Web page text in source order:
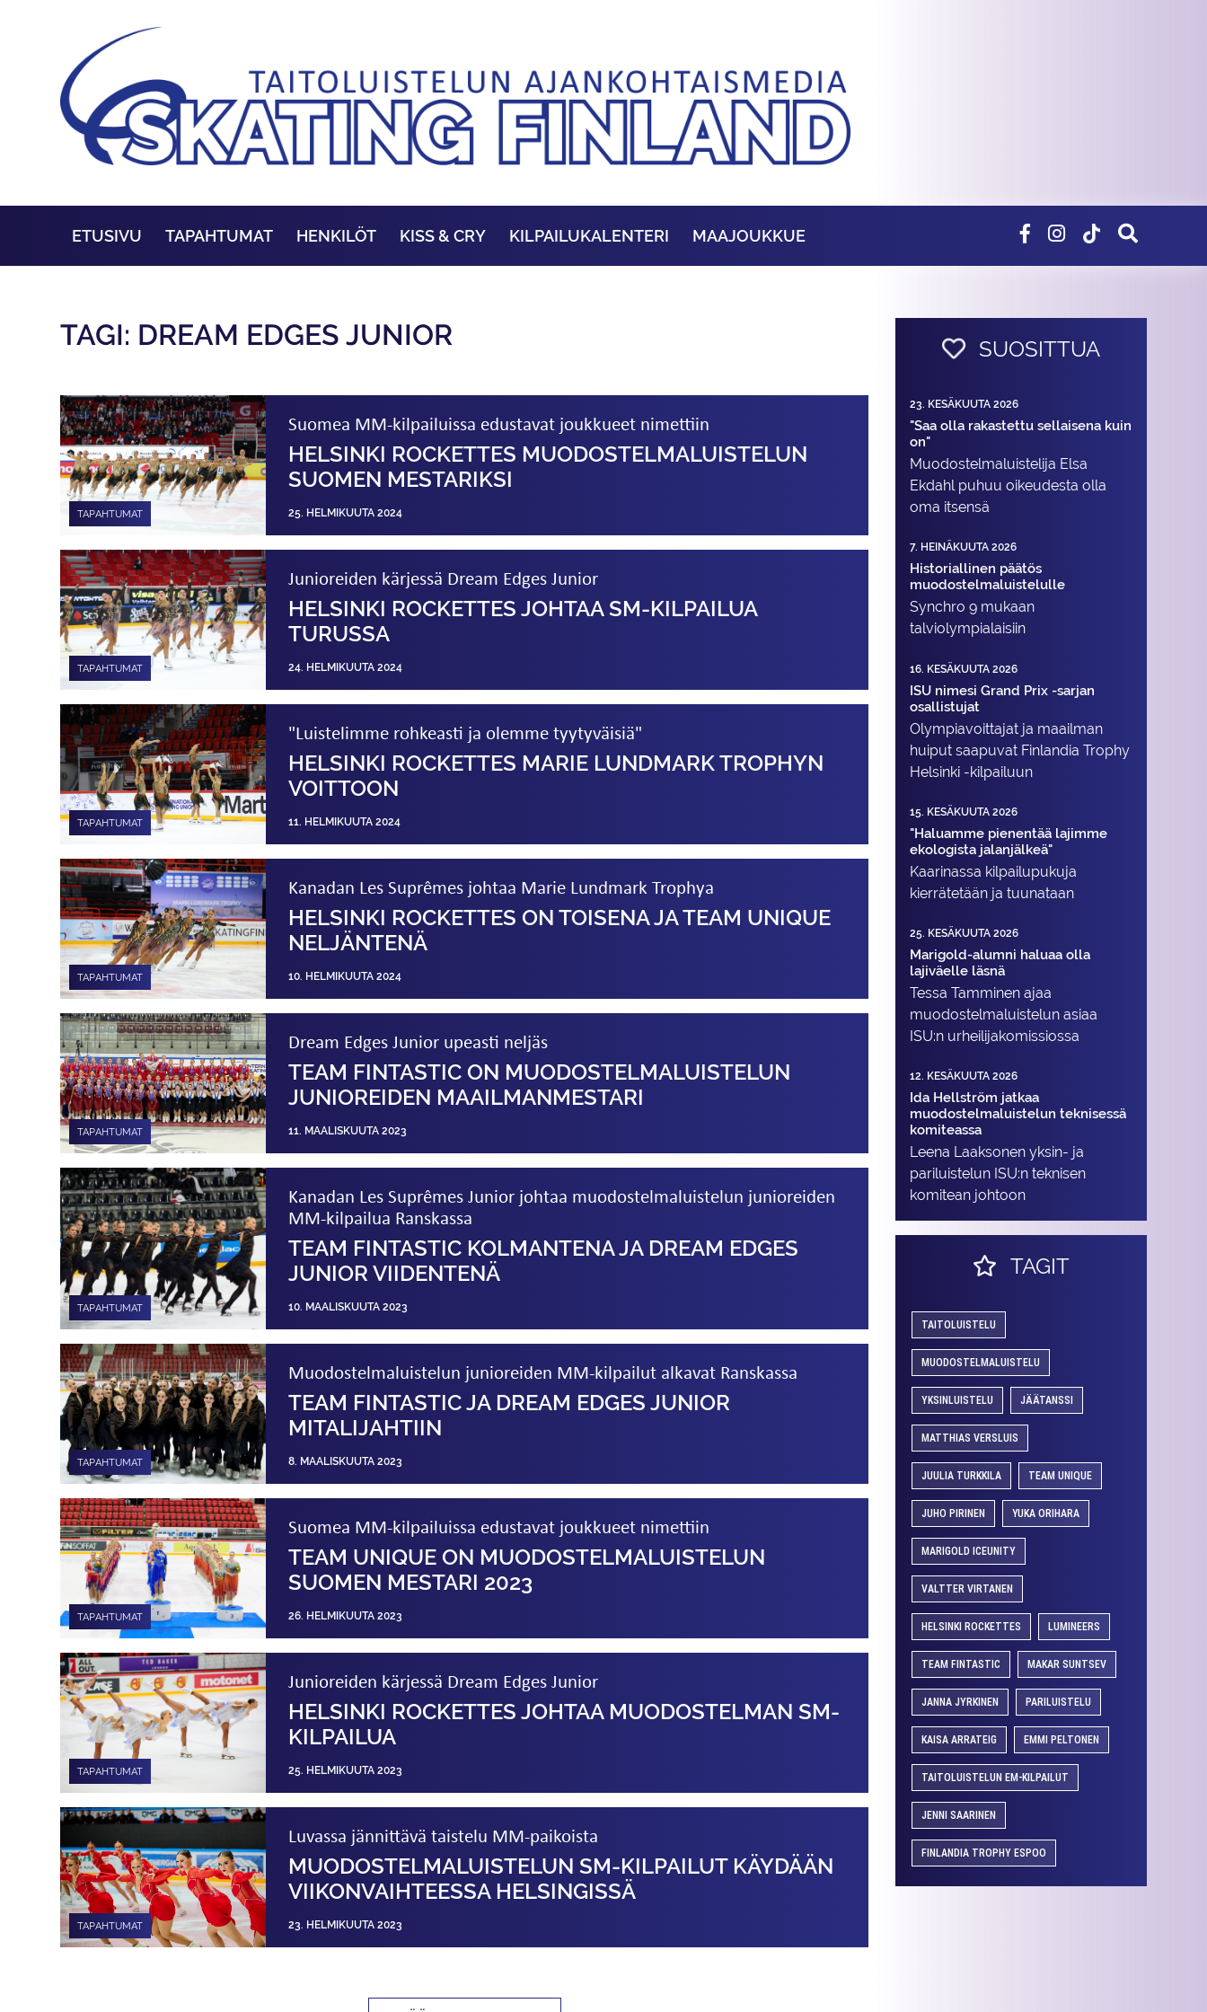
ETUSIVU TAPAHTUMAT HENKILÖT KISS & CRY KILPAILUKALENTERI MAAJOUKKUE
TAGI: DREAM EDGES JUNIOR
TAPAHTUMAT
Suomea MM-kilpailuissa edustavat joukkueet nimettiin
HELSINKI ROCKETTES MUODOSTELMA­LUISTELUN
SUOMEN MESTARIKSI
25. HELMIKUUTA 2024
TAPAHTUMAT
Junioreiden kärjessä Dream Edges Junior
HELSINKI ROCKETTES JOHTAA SM-KILPAILUA
TURUSSA
24. HELMIKUUTA 2024
TAPAHTUMAT
"Luistelimme rohkeasti ja olemme tyytyväisiä"
HELSINKI ROCKETTES MARIE LUNDMARK TROPHYN
VOITTOON
11. HELMIKUUTA 2024
TAPAHTUMAT
Kanadan Les Suprêmes johtaa Marie Lundmark Trophya
HELSINKI ROCKETTES ON TOISENA JA TEAM UNIQUE
NELJÄNTENÄ
10. HELMIKUUTA 2024
TAPAHTUMAT
Dream Edges Junior upeasti neljäs
TEAM FINTASTIC ON MUODOSTELMA­LUISTELUN
JUNIOREIDEN MAAILMAN­MESTARI
11. MAALISKUUTA 2023
TAPAHTUMAT
Kanadan Les Suprêmes Junior johtaa muodostelma­luistelun junioreiden
MM-kilpailua Ranskassa
TEAM FINTASTIC KOLMANTENA JA DREAM EDGES
JUNIOR VIIDENTENÄ
10. MAALISKUUTA 2023
TAPAHTUMAT
Muodostelmaluistelun junioreiden MM-kilpailut alkavat Ranskassa
TEAM FINTASTIC JA DREAM EDGES JUNIOR
MITALIJAHTIIN
8. MAALISKUUTA 2023
TAPAHTUMAT
Suomea MM-kilpailuissa edustavat joukkueet nimettiin
TEAM UNIQUE ON MUODOSTELMA­­LUISTELUN
SUOMEN MESTARI 2023
26. HELMIKUUTA 2023
TAPAHTUMAT
Junioreiden kärjessä Dream Edges Junior
HELSINKI ROCKETTES JOHTAA MUODOSTELMAN SM-
KILPAILUA
25. HELMIKUUTA 2023
TAPAHTUMAT
Luvassa jännittävä taistelu MM-paikoista
MUODOSTELMA­­LUISTELUN SM-KILPAILUT KÄYDÄÄN
VIIKON­VAIHTEESSA HELSINGISSÄ
23. HELMIKUUTA 2023
SUOSITTUA
23. KESÄKUUTA 2026
"Saa olla rakastettu sellaisena kuin
on"
Muodostelma­luistelija Elsa
Ekdahl puhuu oikeudesta olla
oma itsensä
7. HEINÄKUUTA 2026
Historiallinen päätös
muodostelmaluistelulle
Synchro 9 mukaan
talviolympialaisiin
16. KESÄKUUTA 2026
ISU nimesi Grand Prix -sarjan
osallistujat
Olympiavoittajat ja maailman
huiput saapuvat Finlandia Trophy
Helsinki -kilpailuun
15. KESÄKUUTA 2026
"Haluamme pienentää lajimme
ekologista jalanjälkeä"
Kaarinassa kilpailupukuja
kierrätetään ja tuunataan
25. KESÄKUUTA 2026
Marigold-alumni haluaa olla
lajiväelle läsnä
Tessa Tamminen ajaa
muodostelma­luistelun asiaa
ISU:n urheilija­komissiossa
12. KESÄKUUTA 2026
Ida Hellström jatkaa
muodostelmaluistelun teknisessä
komiteassa
Leena Laaksonen yksin- ja
pariluistelun ISU:n teknisen
komitean johtoon
TAGIT
TAITOLUISTELU
MUODOSTELMALUISTELU
YKSINLUISTELU JÄÄTANSSI
MATTHIAS VERSLUIS
JUULIA TURKKILA TEAM UNIQUE
JUHO PIRINEN YUKA ORIHARA
MARIGOLD ICEUNITY
VALTTER VIRTANEN
HELSINKI ROCKETTES LUMINEERS
TEAM FINTASTIC MAKAR SUNTSEV
JANNA JYRKINEN PARILUISTELU
KAISA ARRATEIG EMMI PELTONEN
TAITOLUISTELUN EM-KILPAILUT
JENNI SAARINEN
FINLANDIA TROPHY ESPOO